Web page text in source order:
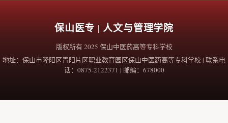
保山医专 | 人文与管理学院
版权所有 2025 保山中医药高等专科学校
地址：保山市隆阳区青阳片区职业教育园区保山中医药高等专科学校 | 联系电
话：0875-2122371 | 邮编：678000